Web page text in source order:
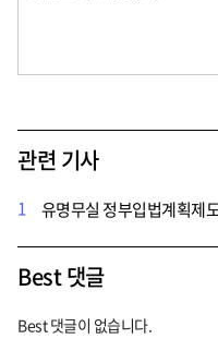
관련 기사
1 유명무실 정부입법계획제
Best 댓글
Best 댓글이 없습니다.